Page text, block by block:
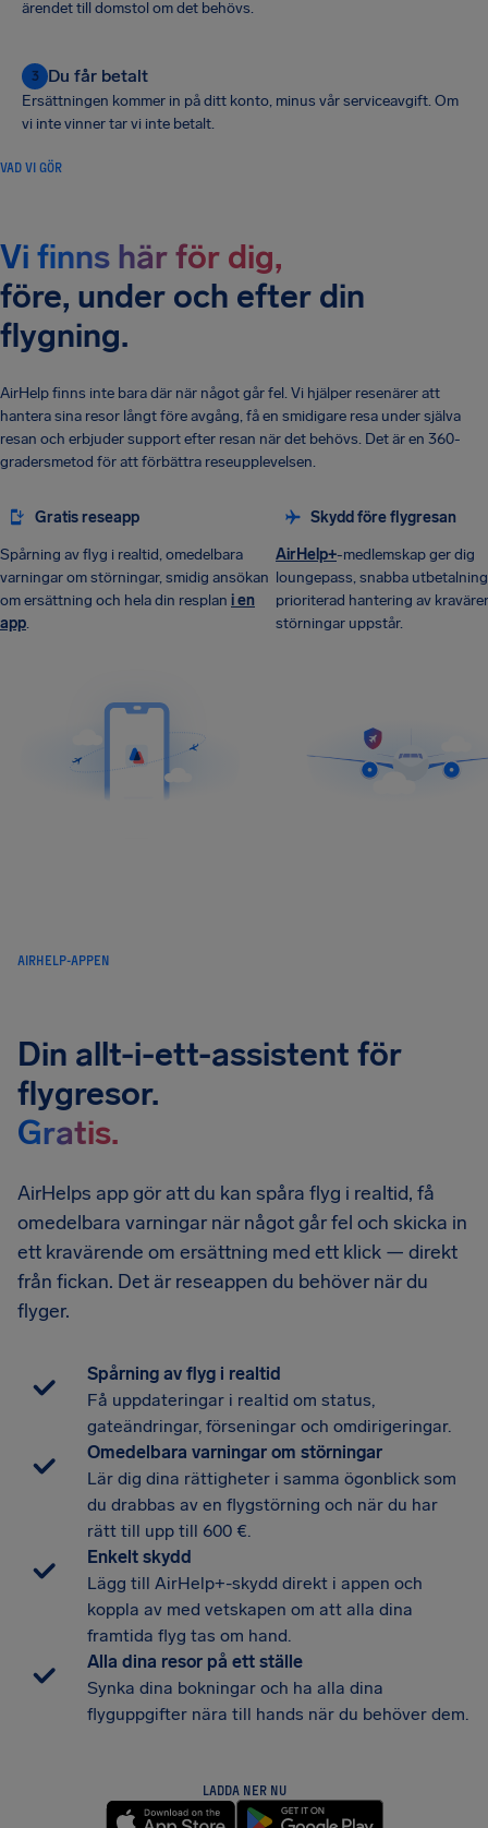
ärendet till domstol om det behövs.
3 Du får betalt
Ersättningen kommer in på ditt konto, minus vår serviceavgift. Om
vi inte vinner tar vi inte betalt.
VAD VI GÖR
Vi finns här för dig,
före, under och efter din
flygning.
AirHelp finns inte bara där när något går fel. Vi hjälper resenärer att
hantera sina resor långt före avgång, få en smidigare resa under själva
resan och erbjuder support efter resan när det behövs. Det är en 360-
gradersmetod för att förbättra reseupplevelsen.
Gratis reseapp
Spårning av flyg i realtid, omedelbara
varningar om störningar, smidig ansökan
om ersättning och hela din resplan i en
app.
Skydd före flygresan
AirHelp+-medlemskap ger dig
loungepass, snabba
prioriterad hantering av
störningar uppstår.
AIRHELP-APPEN
Din allt-i-ett-assistent för
flygresor.
Gratis.
AirHelps app gör att du kan spåra flyg i realtid, få
omedelbara varningar när något går fel och skicka in
ett kravärende om ersättning med ett klick — direkt
från fickan. Det är reseappen du behöver när du
flyger.
Spårning av flyg i realtid
Få uppdateringar i realtid om status,
gateändringar, förseningar och omdirigeringar.
Omedelbara varningar om störningar
Lär dig dina rättigheter i samma ögonblick som
du drabbas av en flygstörning och när du har
rätt till upp till 600 €.
Enkelt skydd
Lägg till AirHelp+-skydd direkt i appen och
koppla av med vetskapen om att alla dina
framtida flyg tas om hand.
Alla dina resor på ett ställe
Synka dina bokningar och ha alla dina
flyguppgifter nära till hands när du behöver dem.
LADDA NER NU